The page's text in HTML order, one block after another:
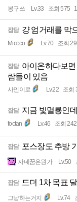
봉구쓰 Lv.33 조회 575
잡담 걍 엄거래를 막
Micoco Lv.70 조회
잡담 아이온하다보
람들이 있음
사인이로 Lv.22 조회
잡담 지금 빛멸룡인
foctan Lv.46 조회 242
잡담 포스장도 추방
자네꿈은뭔가 Lv.50
잡담 드뎌 1차 목표
그냥하는거지 Lv.74